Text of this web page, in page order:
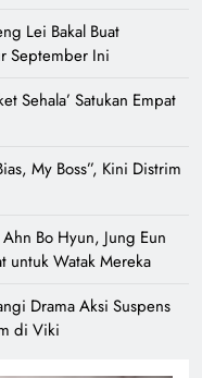
Lei Bakal Buat
September Ini
Sehala’ Satukan Empat
My Boss”, Kini Distrim
Bo Hyun, Jung Eun
untuk Watak Mereka
Drama Aksi Suspens
di Viki